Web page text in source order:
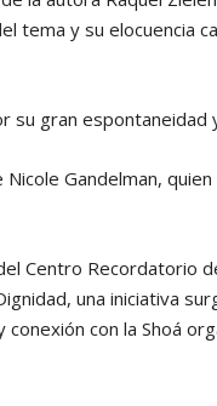
tema y su elocuencia
su gran espontaneidad
Gandelman,
Centro Recordatorio
una iniciativa
con la Shoá